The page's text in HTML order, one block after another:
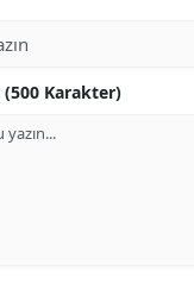
(500 Karakter)